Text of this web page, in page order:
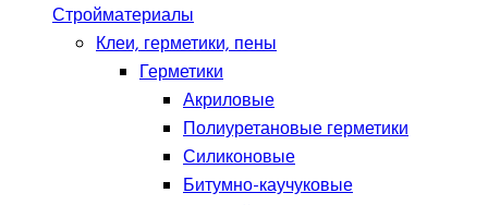
Стройматериалы
Клеи, герметики, пены
Герметики
Акриловые
Полиуретановые герметики
Силиконовые
Битумно-каучуковые